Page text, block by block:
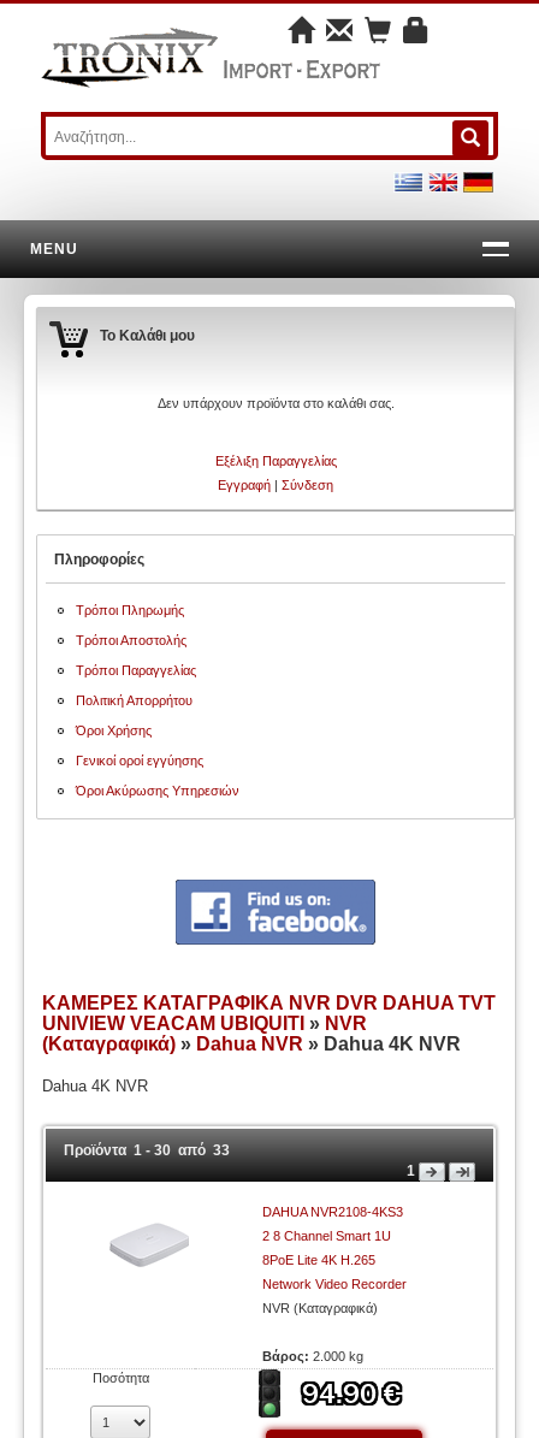
MENU
Το Καλάθι μου
Δεν υπάρχουν προϊόντα στο καλάθι σας.
Εξέλιξη Παραγγελίας
Εγγραφή | Σύνδεση
Πληροφορίες
Τρόποι Πληρωμής
Τρόποι Αποστολής
Τρόποι Παραγγελίας
Πολιτική Απορρήτου
Όροι Χρήσης
Γενικοί οροί εγγύησης
Όροι Ακύρωσης Υπηρεσιών
ΚΑΜΕΡΕΣ ΚΑΤΑΓΡΑΦΙΚΑ NVR DVR DAHUA TVT
UNIVIEW VEACAM UBIQUITI» NVR
(Καταγραφικά) » Dahua NVR » Dahua 4K NVR
Dahua 4K NVR
Προϊόντα 1 - 30 από 33
1
DAHUA NVR2108-4KS3
2 8 Channel Smart 1U
8PoE Lite 4K H.265
Network Video Recorder
NVR (Καταγραφικά)
Βάρος:2.000 kg
Ποσότητα